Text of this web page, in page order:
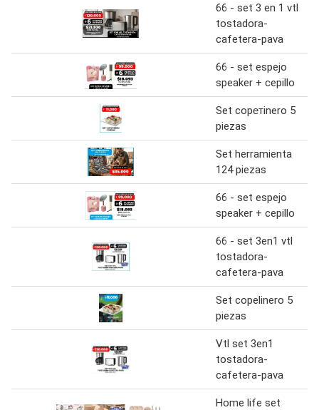
66 - set 3 en 1 vtl
tostadora-
cafetera-pava
66 - set espejo
speaker + cepillo
Set copетinero 5
piezas
Set herramienta
124 piezas
66 - set espejo
speaker + cepillo
66 - set 3en1 vtl
tostadora-
cafetera-pava
Set copelinero 5
piezas
Vtl set 3en1
tostadora-
cafetera-pava
Home life set